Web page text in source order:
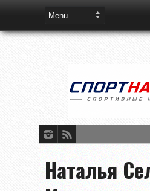
Наталья